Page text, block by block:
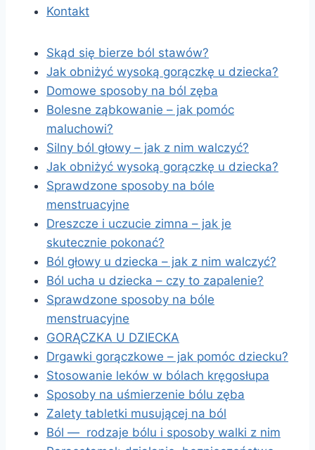
Kontakt
Skąd się bierze ból stawów?
Jak obniżyć wysoką gorączkę u dziecka?
Domowe sposoby na ból zęba
Bolesne ząbkowanie – jak pomóc
maluchowi?
Silny ból głowy – jak z nim walczyć?
Jak obniżyć wysoką gorączkę u dziecka?
Sprawdzone sposoby na bóle
menstruacyjne
Dreszcze i uczucie zimna – jak je
skutecznie pokonać?
Ból głowy u dziecka – jak z nim walczyć?
Ból ucha u dziecka – czy to zapalenie?
Sprawdzone sposoby na bóle
menstruacyjne
GORĄCZKA U DZIECKA
Drgawki gorączkowe – jak pomóc dziecku?
Stosowanie leków w bólach kręgosłupa
Sposoby na uśmierzenie bólu zęba
Zalety tabletki musującej na ból
Ból — rodzaje bólu i sposoby walki z nim